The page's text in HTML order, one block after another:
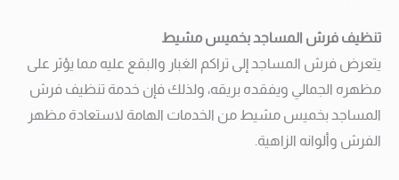
تنظيف فرش المساجد بخميس مشيط
يتعرض فرش المساجد إلى تراكم الغبار والبقع عليه مما يؤثر على
مظهره الجمالي ويفقده بريقه، ولذلك فإن خدمة تنظيف فرش
المساجد بخميس مشيط من الخدمات الهامة لاستعادة مظهر
الفرش وألوانه الزاهية.